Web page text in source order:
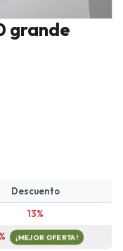
grande
Descuento
13%
¡MEJOR OFERTA!